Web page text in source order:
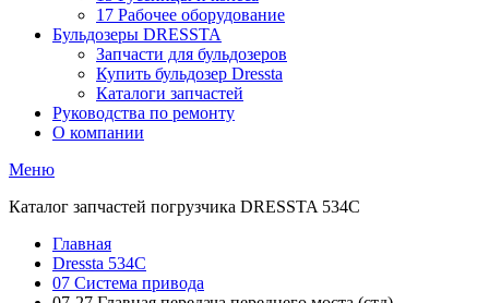
17 Рабочее оборудование
Бульдозеры DRESSTA
Запчасти для бульдозеров
Купить бульдозер Dressta
Каталоги запчастей
Руководства по ремонту
О компании
Меню
Каталог запчастей погрузчика DRESSTA 534C
Главная
Dressta 534C
07 Система привода